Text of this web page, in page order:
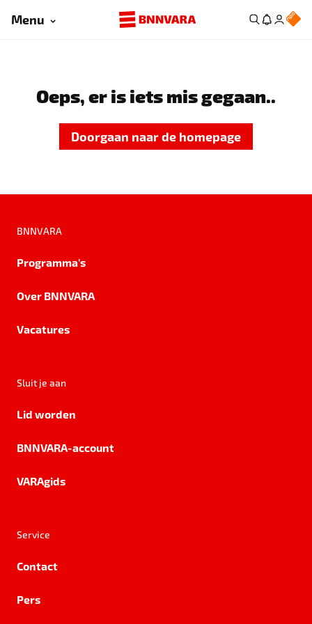
Menu
Oeps, er is iets mis gegaan..
Doorgaan naar de homepage
BNNVARA
Programma's
Over BNNVARA
Vacatures
Sluit je aan
Lid worden
BNNVARA-account
VARAgids
Service
Contact
Pers